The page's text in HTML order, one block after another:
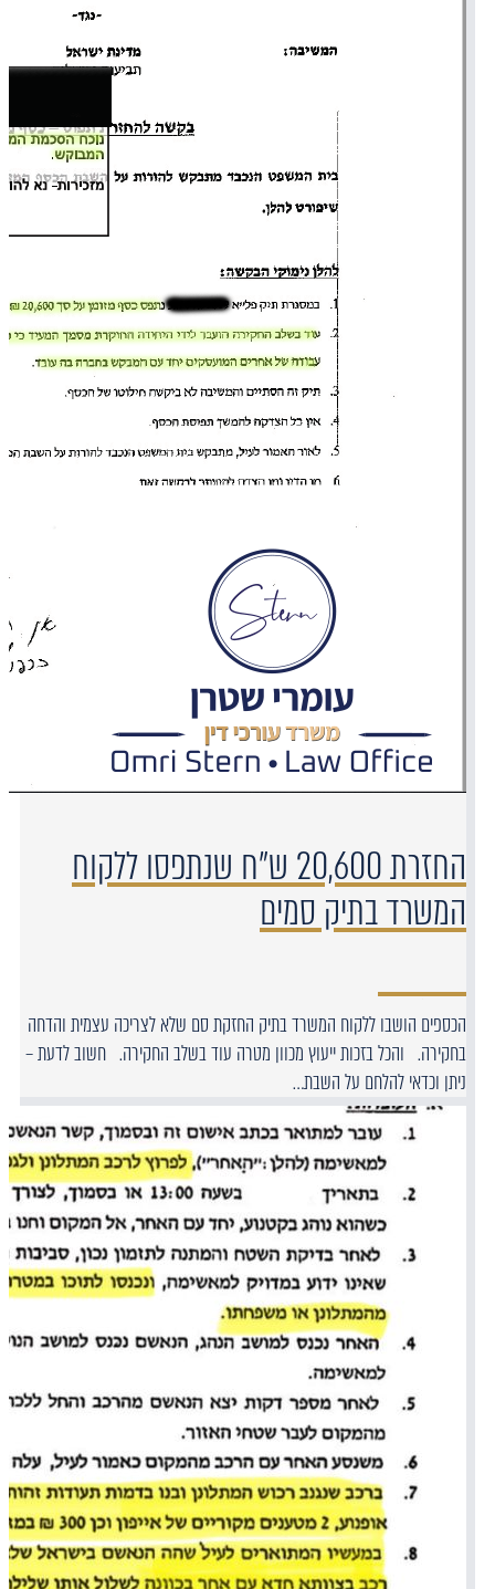
החזרת 20,600 ש"ח שנתפסו ללקוח
המשרד בתיק סמים
הכספים הושבו ללקוח המשרד בתיק החזקת סם שלא לצריכה עצמית והדחה
בחקירה. והכל בזכות ייעוץ מכוון מטרה עוד בשלב החקירה. חשוב לדעת –
ניתן וכדאי להלחם על השבת…